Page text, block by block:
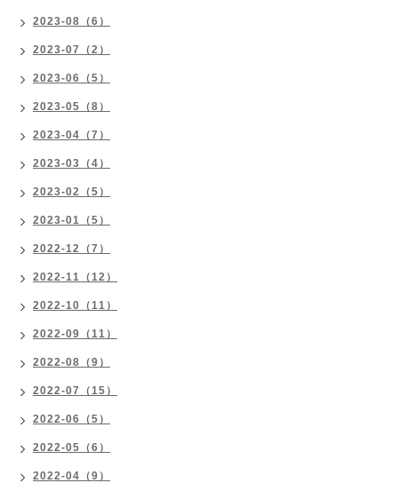
2023-08（6）
2023-07（2）
2023-06（5）
2023-05（8）
2023-04（7）
2023-03（4）
2023-02（5）
2023-01（5）
2022-12（7）
2022-11（12）
2022-10（11）
2022-09（11）
2022-08（9）
2022-07（15）
2022-06（5）
2022-05（6）
2022-04（9）